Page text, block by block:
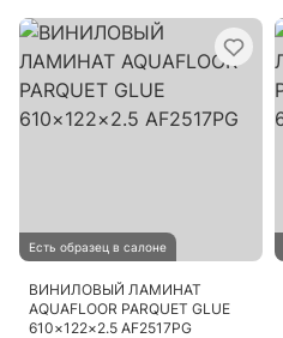
Есть образец в салоне
ВИНИЛОВЫЙ ЛАМИНАТ
AQUAFLOOR PARQUET GLUE
610×122×2.5 AF2517PG